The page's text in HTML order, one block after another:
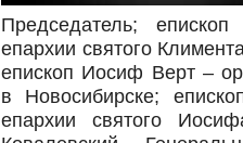
Председатель;
епархии святого
епископ Иосиф Верт –
в Новосибирске;
епархии святого